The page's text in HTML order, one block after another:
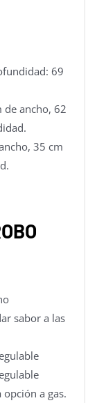
69
de ancho, 62
35 cm
sabor a las
a gas.